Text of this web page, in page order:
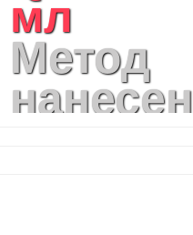
мл
Метод